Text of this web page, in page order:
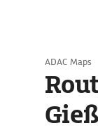
ADAC Maps